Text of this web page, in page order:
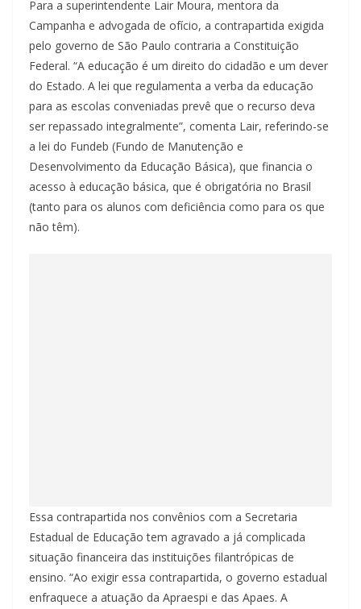
Para a superintendente Lair Moura, mentora da
Campanha e advogada de ofício, a contrapartida exigida
pelo governo de São Paulo contraria a Constituição
Federal. “A educação é um direito do cidadão e um dever
do Estado. A lei que regulamenta a verba da educação
para as escolas conveniadas prevê que o recurso deva
ser repassado integralmente”, comenta Lair, referindo-se
a lei do Fundeb (Fundo de Manutenção e
Desenvolvimento da Educação Básica), que financia o
acesso à educação básica, que é obrigatória no Brasil
(tanto para os alunos com deficiência como para os que
não têm).
Essa contrapartida nos convênios com a Secretaria
Estadual de Educação tem agravado a já complicada
situação financeira das instituições filantrópicas de
ensino. “Ao exigir essa contrapartida, o governo estadual
enfraquece a atuação da Apraespi e das Apaes. A